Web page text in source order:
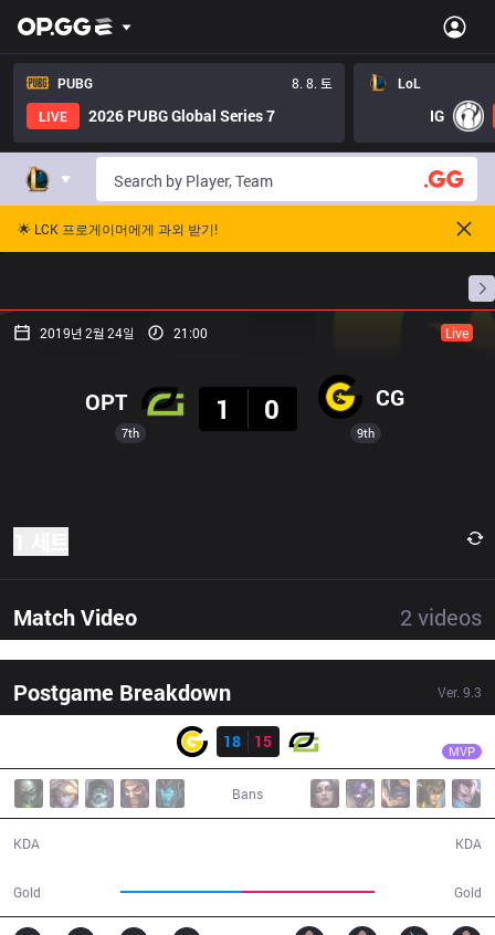
PUBG
8. 8. 토
LIVE
2026 PUBG Global Series 7
LoL
IG
🌟 LCK 프로게이머에게 과외 받기!
프로빌
2019년 2월 24일 21:00 Live
7th
OPT
1
0 CG
9th
Match Video 2 videos
Postgame Breakdown Ver. 9.3
18
15 MVP
Bans
KDA
Gold Gold
KDA